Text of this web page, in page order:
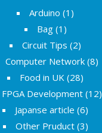
Arduino (1)
Bag(1)
Circuit Tips (2)
Computer Network(8)
Food in UK (28)
FPGA Development(12)
Japanse article (6)
Other Pruduct(3)